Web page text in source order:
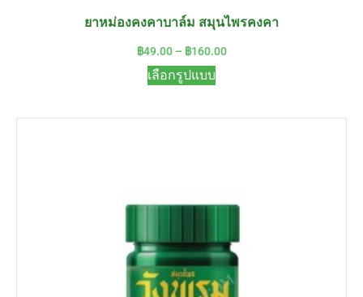
ยาหม่องคงคาบาล์ม สมุนไพรคงคา
฿49.00 – ฿160.00
เลือกรูปแบบ